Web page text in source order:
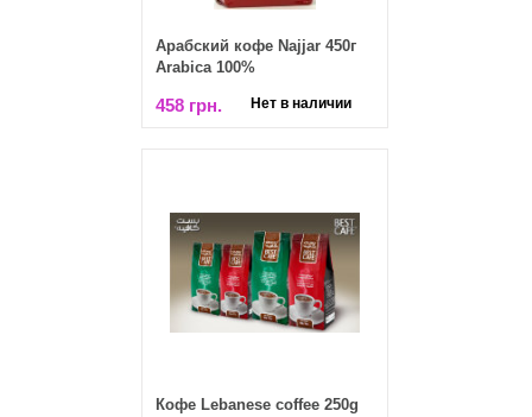
Арабский кофе Najjar 450г
Arabica 100%
458 грн. Нет в наличии
Кофе Lebanese coffee 250g